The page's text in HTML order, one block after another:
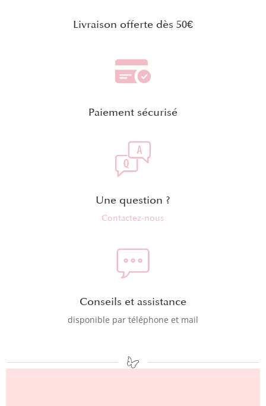
Livraison offerte dès 50€
Paiement sécurisé
Une question ?
Contactez-nous
Conseils et assistance
disponible par téléphone et mail